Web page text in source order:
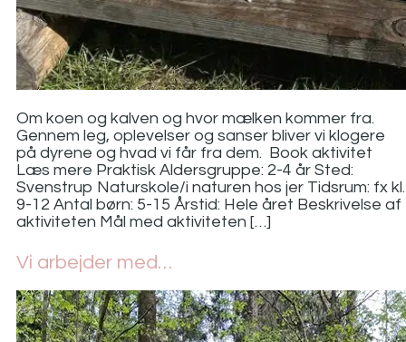
Om koen og kalven og hvor mælken kommer fra.
Gennem leg, oplevelser og sanser bliver vi klogere
på dyrene og hvad vi får fra dem. Book aktivitet
Læs mere Praktisk Aldersgruppe: 2-4 år Sted:
Svenstrup Naturskole/i naturen hos jer Tidsrum: fx kl.
9-12 Antal børn: 5-15 Årstid: Hele året Beskrivelse af
aktiviteten Mål med aktiviteten […]
Vi arbejder med…